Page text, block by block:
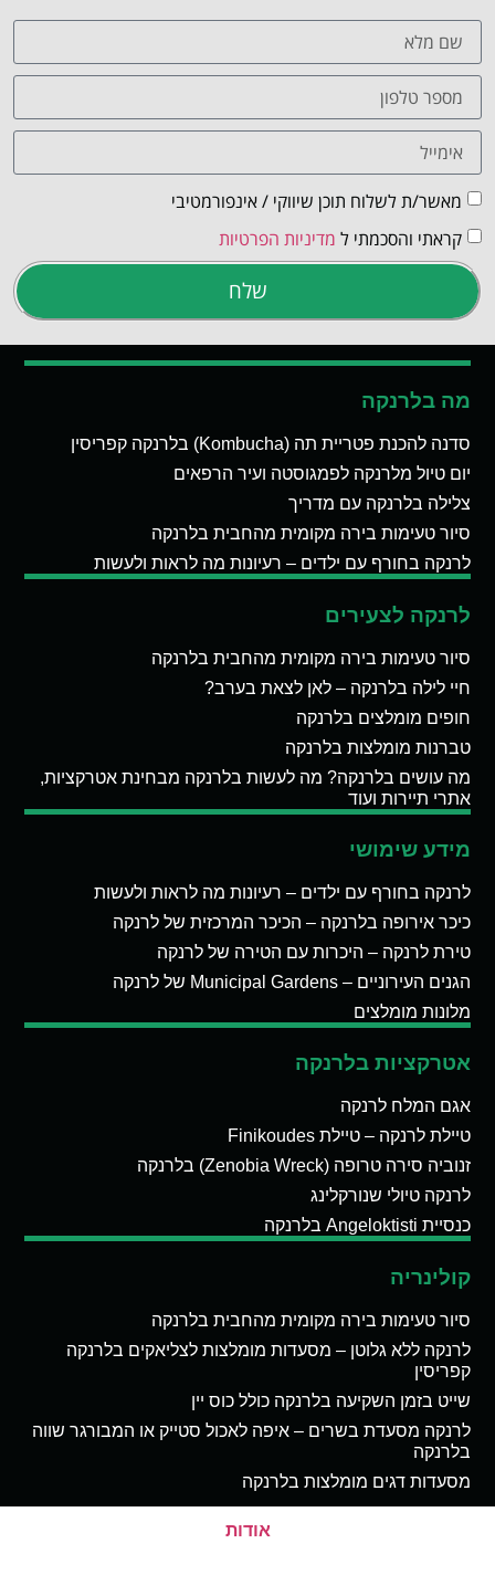
מאשר/ת לשלוח תוכן שיווקי / אינפורמטיבי
קראתי והסכמתי ל מדיניות הפרטיות
שלח
מה בלרנקה
סדנה להכנת פטריית תה (Kombucha) בלרנקה קפריסין
יום טיול מלרנקה לפמגוסטה ועיר הרפאים
צלילה בלרנקה עם מדריך
סיור טעימות בירה מקומית מהחבית בלרנקה
לרנקה בחורף עם ילדים – רעיונות מה לראות ולעשות
לרנקה לצעירים
סיור טעימות בירה מקומית מהחבית בלרנקה
חיי לילה בלרנקה – לאן לצאת בערב?
חופים מומלצים בלרנקה
טברנות מומלצות בלרנקה
מה עושים בלרנקה? מה לעשות בלרנקה מבחינת אטרקציות,
אתרי תיירות ועוד
מידע שימושי
לרנקה בחורף עם ילדים – רעיונות מה לראות ולעשות
כיכר אירופה בלרנקה – הכיכר המרכזית של לרנקה
טירת לרנקה – היכרות עם הטירה של לרנקה
הגנים העירוניים – Municipal Gardens של לרנקה
מלונות מומלצים
אטרקציות בלרנקה
אגם המלח לרנקה
טיילת לרנקה – טיילת Finikoudes
זנוביה סירה טרופה (Zenobia Wreck) בלרנקה
לרנקה טיולי שנורקלינג
כנסיית Angeloktisti בלרנקה
קולינריה
סיור טעימות בירה מקומית מהחבית בלרנקה
לרנקה ללא גלוטן – מסעדות מומלצות לצליאקים בלרנקה
קפריסין
שייט בזמן השקיעה בלרנקה כולל כוס יין
לרנקה מסעדת בשרים – איפה לאכול סטייק או המבורגר שווה
בלרנקה
מסעדות דגים מומלצות בלרנקה
אודות